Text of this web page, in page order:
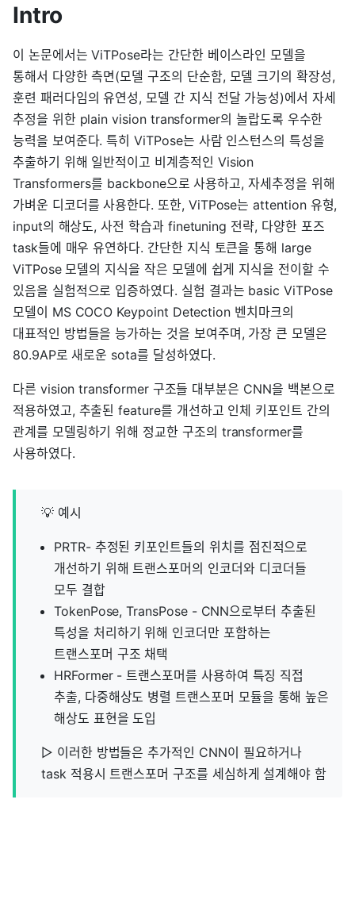
Intro
이 논문에서는 ViTPose라는 간단한 베이스라인 모델을
통해서 다양한 측면(모델 구조의 단순함, 모델 크기의 확장성,
훈련 패러다임의 유연성, 모델 간 지식 전달 가능성)에서 자세
추정을 위한 plain vision transformer의 놀랍도록 우수한
능력을 보여준다. 특히 ViTPose는 사람 인스턴스의 특성을
추출하기 위해 일반적이고 비계층적인 Vision
Transformers를 backbone으로 사용하고, 자세추정을 위해
가벼운 디코더를 사용한다. 또한, ViTPose는 attention 유형,
input의 해상도, 사전 학습과 finetuning 전략, 다양한 포즈
task들에 매우 유연하다. 간단한 지식 토큰을 통해 large
ViTPose 모델의 지식을 작은 모델에 쉽게 지식을 전이할 수
있음을 실험적으로 입증하였다. 실험 결과는 basic ViTPose
모델이 MS COCO Keypoint Detection 벤치마크의
대표적인 방법들을 능가하는 것을 보여주며, 가장 큰 모델은
80.9AP로 새로운 sota를 달성하였다.
다른 vision transformer 구조들 대부분은 CNN을 백본으로
적용하였고, 추출된 feature를 개선하고 인체 키포인트 간의
관계를 모델링하기 위해 정교한 구조의 transformer를
사용하였다.
💡 예시
PRTR- 추정된 키포인트들의 위치를 점진적으로
개선하기 위해 트랜스포머의 인코더와 디코더들
모두 결합
TokenPose, TransPose - CNN으로부터 추출된
특성을 처리하기 위해 인코더만 포함하는
트랜스포머 구조 채택
HRFormer - 트랜스포머를 사용하여 특징 직접
추출, 다중해상도 병렬 트랜스포머 모듈을 통해 높은
해상도 표현을 도입
▷ 이러한 방법들은 추가적인 CNN이 필요하거나
task 적용시 트랜스포머 구조를 세심하게 설계해야 함